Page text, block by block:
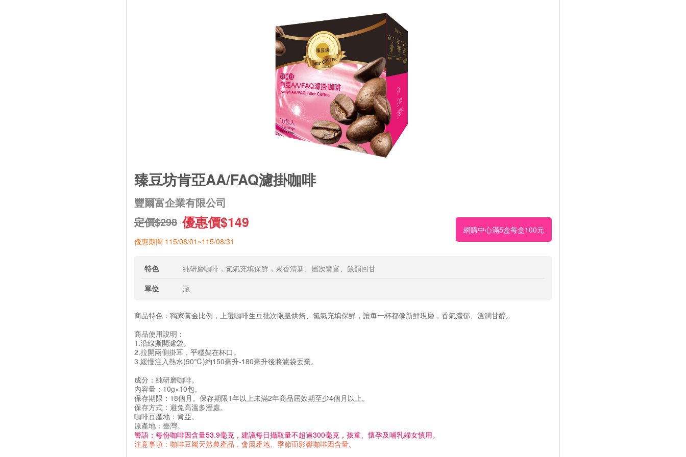
臻豆坊肯亞AA/FAQ濾掛咖啡
豐爾富企業有限公司
網購中心滿5盒每盒100元
定價$298 優惠價$149
優惠期間 115/08/01~115/08/31
特色
純研磨咖啡，氮氣充填保鮮，果香清新、層次豐富、餘韻回甘
單位
瓶
商品特色：獨家黃金比例，上選咖啡生豆批次限量烘焙、氮氣充填保鮮，讓每一杯都像新鮮現磨，香氣濃郁、溫潤甘醇。
商品使用說明：
1.沿線撕開濾袋。
2.拉開兩側掛耳，平穩架在杯口。
3.緩慢注入熱水(90℃)約150毫升-180毫升後將濾袋丟棄。
成分：純研磨咖啡。
內容量：10g×10包。
保存期限：18個月。保存期限1年以上未滿2年商品屆效期至少4個月以上。
保存方式：避免高溫多溼處。
咖啡豆產地：肯亞。
原產地：臺灣。
警語：每份咖啡因含量53.9毫克，建議每日攝取量不超過300毫克，孩童、懷孕及哺乳婦女慎用。
注意事項：咖啡豆屬天然農產品，會因產地、季節而影響咖啡因含量。